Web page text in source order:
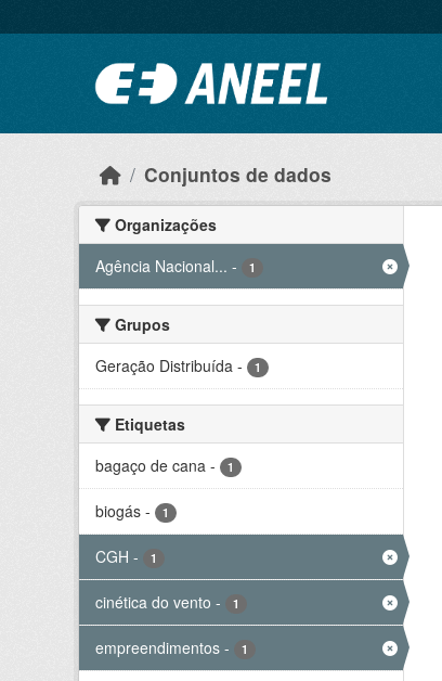
Conjuntos de dados
Organizações
Agência Nacional... - 1
Grupos
Geração Distribuída - 1
Etiquetas
bagaço de cana - 1
biogás - 1
CGH - 1
cinética do vento - 1
empreendimentos - 1